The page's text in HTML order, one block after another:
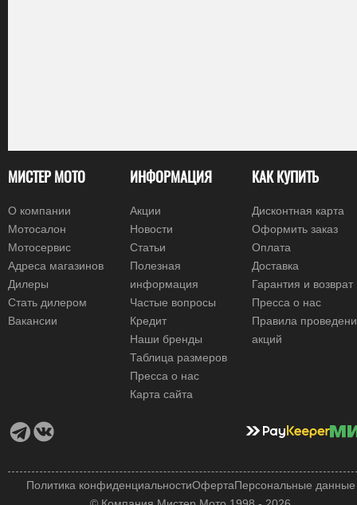
МИСТЕР МОТО
О компании
Мотосалон
Мотосервис
Адреса магазинов
Дилеры
Стать дилером
Вакансии
ИНФОРМАЦИЯ
Акции
Новости
Статьи
Полезная
информация
Частые вопросы
Кредит
Наши бренды
Таблица размеров
Пресса о нас
Карта сайта
КАК КУПИТЬ
Дисконтная карта
Оформить заказ
Оплата
Доставка
Гарантия и возврат
Пресса о нас
Правила
акций
Политика конфиденциальностиОфертаПерсональные данные